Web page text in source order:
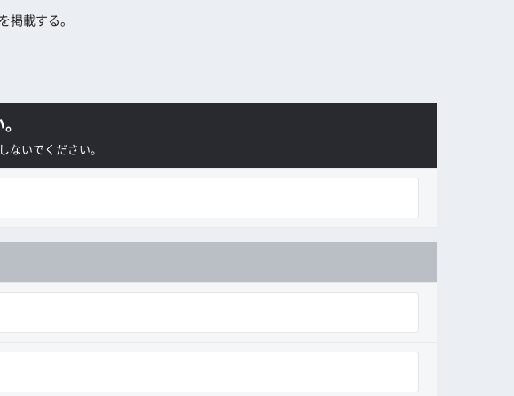
掲載する。
ないでください。